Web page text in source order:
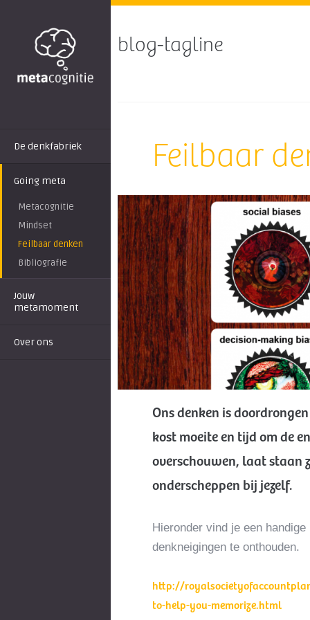
De denkfabriek
Going meta
Metacognitie
Mindset
Feilbaar denken
Bibliografie
Jouw
metamoment
Over ons
blog-tagline
Feilbaar
Ons denken is
kost moeite en tijd om de
overschouwen, laat staan
onderscheppen bij jezelf.
Hieronder vind je een
denkneigingen te onthouden.
http://
to-help-you-memorize.html